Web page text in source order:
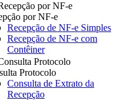
por NF-e
por NF-e
Recepção de NF-e Simples
Recepção de NF-e com
Contêiner
Protocolo
Protocolo
Consulta de Extrato da
Recepção